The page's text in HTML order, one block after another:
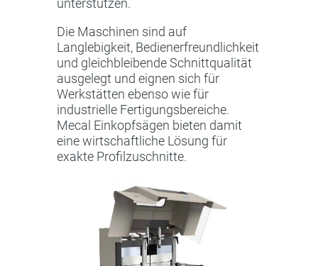
unterstützen.
Die Maschinen sind auf
Langlebigkeit, Bedienerfreundlichkeit
und gleichbleibende Schnittqualität
ausgelegt und eignen sich für
Werkstätten ebenso wie für
industrielle Fertigungsbereiche.
Mecal Einkopfsägen bieten damit
eine wirtschaftliche Lösung für
exakte Profilzuschnitte.